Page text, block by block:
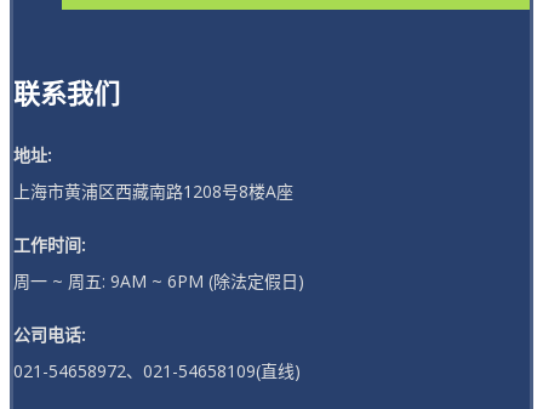
联系我们
地址:
上海市黄浦区西藏南路1208号8楼A座
工作时间:
周一 ~ 周五: 9AM ~ 6PM (除法定假日)
公司电话:
021-54658972、021-54658109(直线)